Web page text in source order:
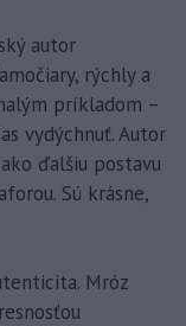
autor
rýchly a
príkladom –
vydýchnuť. Autor
ďalšiu postavu
Sú krásne,
Mróz